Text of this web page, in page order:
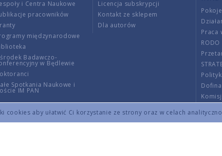
cookies aby ułatwić Ci korzystanie ze strony oraz w celach
i Centra Naukowe
pracowników
międzynarodowe
Badawczo-
w Będlewie
Spotkania Naukowe i
IM PAN
Licencja subskrypcji
Kontakt ze sklepem
Dla autorów
Praca
RODO